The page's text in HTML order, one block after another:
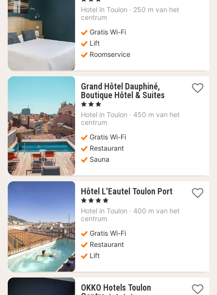
vanaf
Hotel in Toulon · 250 m van het
centrum
Gratis Wi-Fi
Lift
Roomservice
Grand Hôtel Dauphiné,
Boutique Hôtel & Suites1
vanaf
, 3 Sterren
Hotel in Toulon · 450 m van het
centrum
Gratis Wi-Fi
Restaurant
Sauna
Hôtel L'Eautel Toulon Port1
vanaf
, 4 Sterren
Hotel in Toulon · 400 m van het
centrum
Gratis Wi-Fi
Restaurant
Lift
OKKO Hotels Toulon